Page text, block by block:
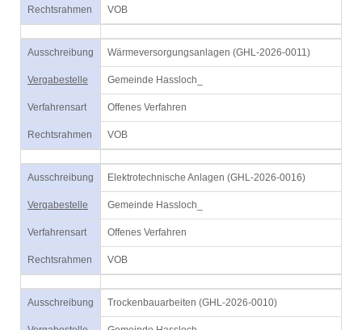
Rechtsrahmen VOB
Ausschreibung Wärmeversorgungsanlagen (GHL-2026-0011)
Vergabestelle Gemeinde Hassloch_
Verfahrensart Offenes Verfahren
Rechtsrahmen VOB
Ausschreibung Elektrotechnische Anlagen (GHL-2026-0016)
Vergabestelle Gemeinde Hassloch_
Verfahrensart Offenes Verfahren
Rechtsrahmen VOB
Ausschreibung Trockenbauarbeiten (GHL-2026-0010)